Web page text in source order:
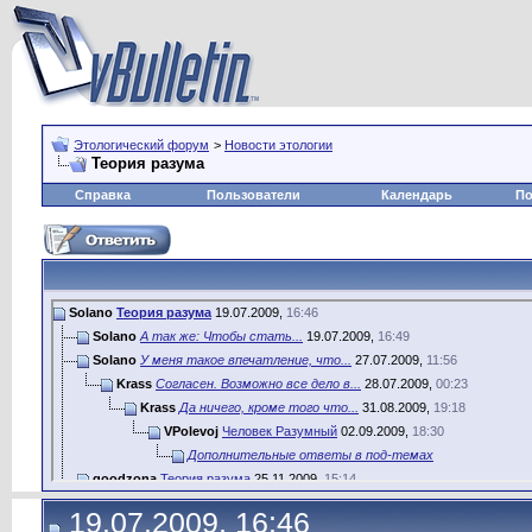
Этологический форум > Новости этологии
Теория разума
Справка Пользователи Календарь
Solano Теория разума 19.07.2009, 16:46
Solano А так же: Чтобы стать... 19.07.2009, 16:49
Solano У меня такое впечатление, что... 27.07.2009, 11:56
Krass Согласен. Возможно все дело в... 28.07.2009, 00:23
Krass Да ничего, кроме того что... 31.08.2009, 19:18
VPolevoj Человек Разумный 02.09.2009, 18:30
Дополнительные ответы в под-темах
goodzona Теория разума 25.11.2009, 15:14
Cорин Михаил Здравствуйте, я новый человек...11.03.2014,13:11
VPolevoj В этой теме всего две...
19.07.2009, 16:46